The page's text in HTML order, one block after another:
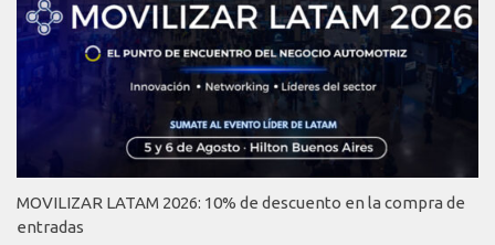
MOVILIZAR LATAM 2026: 10% de descuento en la compra de
entradas